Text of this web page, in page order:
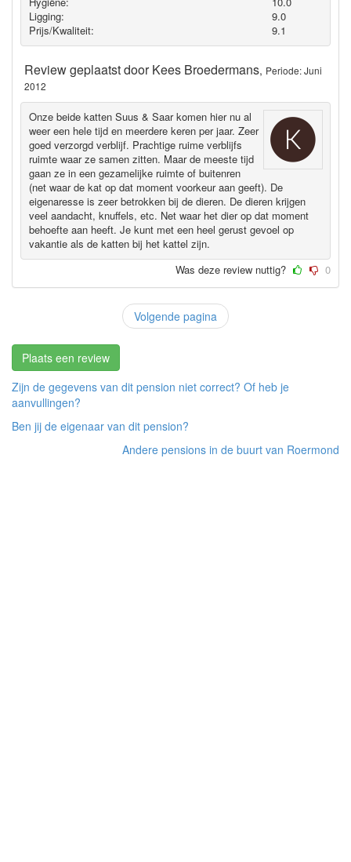
Ligging:
9.0
Prijs/Kwaliteit:
9.1
Review geplaatst doorKees Broedermans, Periode: Juni
2012
Onze beide katten Suus & Saar komen hier nu al
weer een hele tijd en meerdere keren per jaar. Zeer
goed verzorgd verblijf. Prachtige ruime verblijfs
ruimte waar ze samen zitten. Maar de meeste tijd
gaan ze in een gezamelijke ruimte of buitenren
(net waar de kat op dat moment voorkeur aan geeft). De
eigenaresse is zeer betrokken bij de dieren. De dieren krijgen
veel aandacht, knuffels, etc. Net waar het dier op dat moment
behoefte aan heeft. Je kunt met een heel gerust gevoel op
vakantie als de katten bij het kattel zijn.
Was deze review nuttig? 0
Volgende pagina
Plaats een review
Zijn de gegevens van dit pension niet correct? Of heb je
aanvullingen?
Ben jij de eigenaar van dit pension?
Andere pensions in de buurt van Roermond